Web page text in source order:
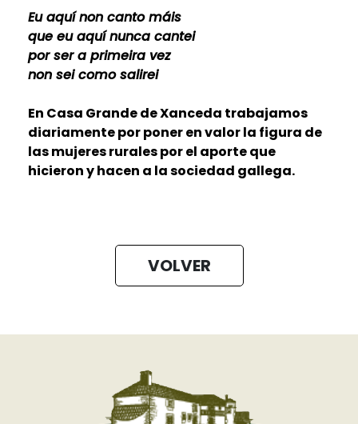
Eu aquí non canto máis
que eu aquí nunca cantei
por ser a primeira vez
non sei como salirei
En Casa Grande de Xanceda trabajamos
diariamente por poner en valor la figura de
las mujeres rurales por el aporte que
hicieron y hacen a la sociedad gallega.
VOLVER